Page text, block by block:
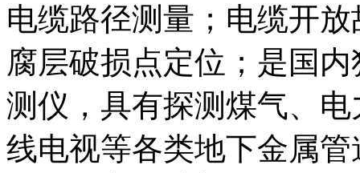
电缆路径测量；电缆开
腐层破损点定位；是国
测仪，具有探测煤气、
线电视等各类地下金属